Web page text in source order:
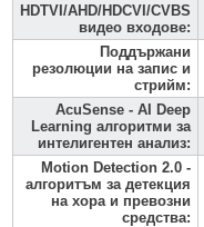
HDTVI/AHD/HDCVI/CVBS
видео входове:
Поддържани
резолюции на запис и
стрийм:
AcuSense - AI Deep
Learning алгоритми за
интелигентен анализ:
Motion Detection 2.0 -
алгоритъм за детекция
на хора и превозни
средства: